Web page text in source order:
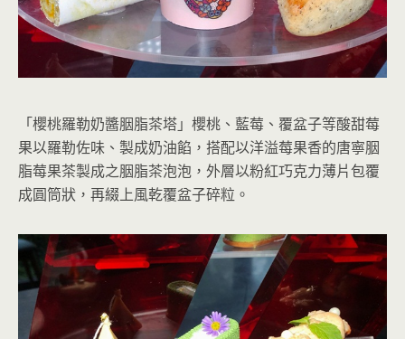
「櫻桃羅勒奶醬胭脂茶塔」櫻桃、藍莓、覆盆子等酸甜莓
果以羅勒佐味、製成奶油餡，搭配以洋溢莓果香的唐寧胭
脂莓果茶製成之胭脂茶泡泡，外層以粉紅巧克力薄片包覆
成圓筒狀，再綴上風乾覆盆子碎粒。